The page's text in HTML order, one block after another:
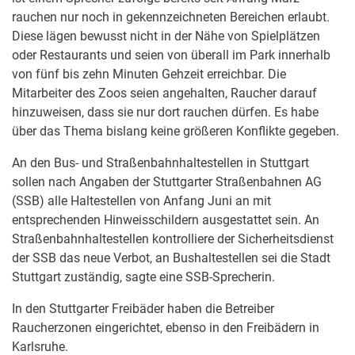
rauchen nur noch in gekennzeichneten Bereichen erlaubt.
Diese lägen bewusst nicht in der Nähe von Spielplätzen
oder Restaurants und seien von überall im Park innerhalb
von fünf bis zehn Minuten Gehzeit erreichbar. Die
Mitarbeiter des Zoos seien angehalten, Raucher darauf
hinzuweisen, dass sie nur dort rauchen dürfen. Es habe
über das Thema bislang keine größeren Konflikte gegeben.
An den Bus- und Straßenbahnhaltestellen in Stuttgart
sollen nach Angaben der Stuttgarter Straßenbahnen AG
(SSB) alle Haltestellen von Anfang Juni an mit
entsprechenden Hinweisschildern ausgestattet sein. An
Straßenbahnhaltestellen kontrolliere der Sicherheitsdienst
der SSB das neue Verbot, an Bushaltestellen sei die Stadt
Stuttgart zuständig, sagte eine SSB-Sprecherin.
In den Stuttgarter Freibäder haben die Betreiber
Raucherzonen eingerichtet, ebenso in den Freibädern in
Karlsruhe.